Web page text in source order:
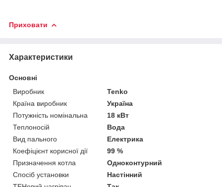
Приховати
Характеристики
Основні
Виробник
Tenko
Країна виробник
Україна
Потужність номінальна
18 кВт
Теплоносій
Вода
Вид пального
Електрика
Коефіцієнт корисної дії
99 %
Призначення котла
Одноконтурний
Спосіб установки
Настінний